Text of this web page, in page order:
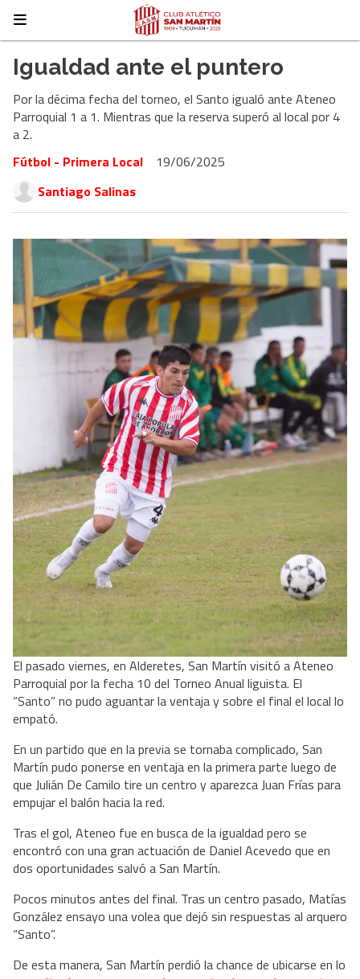
Igualdad ante el puntero
Por la décima fecha del torneo, el Santo igualó ante Ateneo
Parroquial 1 a 1. Mientras que la reserva superó al local por 4
a 2.
Fútbol - Primera Local
19/06/2025
Santiago Salinas
El pasado viernes, en Alderetes, San Martín visitó a Ateneo
Parroquial por la fecha 10 del Torneo Anual liguista. El
“Santo” no pudo aguantar la ventaja y sobre el final el local lo
empató.
En un partido que en la previa se tornaba complicado, San
Martín pudo ponerse en ventaja en la primera parte luego de
que Julián De Camilo tire un centro y aparezca Juan Frías para
empujar el balón hacia la red.
Tras el gol, Ateneo fue en busca de la igualdad pero se
encontró con una gran actuación de Daniel Acevedo que en
dos oportunidades salvó a San Martín.
Pocos minutos antes del final. Tras un centro pasado, Matías
González ensayo una volea que dejó sin respuestas al arquero
“Santo”.
De esta manera, San Martín perdió la chance de ubicarse en lo